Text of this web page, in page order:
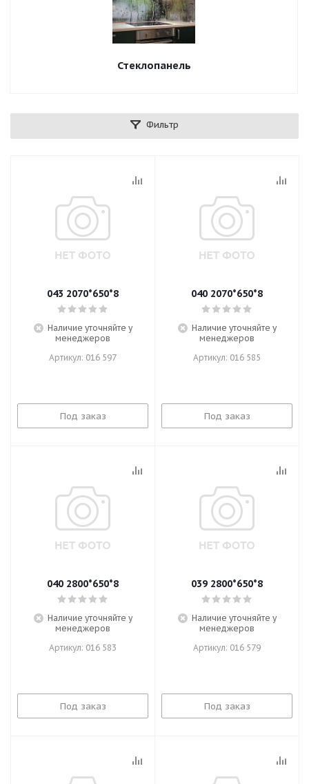
Стеклопанель
Фильтр
043 2070*650*8
Наличие уточняйте у
менеджеров
Артикул: 016 597
Под заказ
040 2070*650*8
Наличие уточняйте у
менеджеров
Артикул: 016 585
Под заказ
040 2800*650*8
Наличие уточняйте у
менеджеров
Артикул: 016 583
Под заказ
039 2800*650*8
Наличие уточняйте у
менеджеров
Артикул: 016 579
Под заказ